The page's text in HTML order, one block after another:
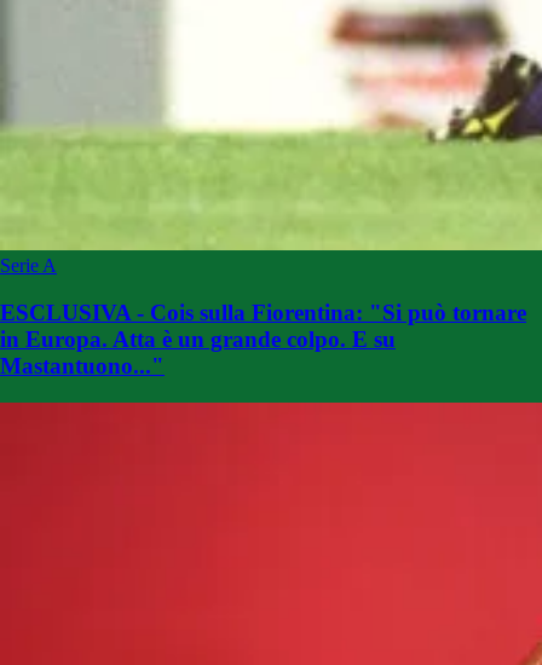
Serie A
ESCLUSIVA - Cois sulla Fiorentina: "Si può tornare
in Europa. Atta è un grande colpo. E su
Mastantuono..."